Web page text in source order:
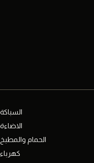
السباكة
الاضاءة
الحمام والمطبخ
كهرباء